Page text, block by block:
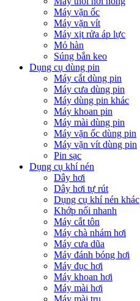
Máy vặn ốc
Máy vặn vít
Máy xịt rửa áp lực
Mỏ hàn
Súng bắn keo
Dụng cụ dùng pin
Máy cắt dùng pin
Máy cưa dùng pin
Máy dùng pin khác
Máy khoan pin
Máy mài dùng pin
Máy vặn ốc dùng pin
Máy vặn vít dùng pin
Pin sạc
Dụng cụ khí nén
Dây hơi
Dây hơi tự rút
Dụng cụ khí nén khác
Khớp nối nhanh
Máy cắt tôn
Máy chà nhám hơi
Máy cưa dũa
Máy đánh bóng hơi
Máy đục hơi
Máy khoan hơi
Máy mài hơi
Máy mài trụ